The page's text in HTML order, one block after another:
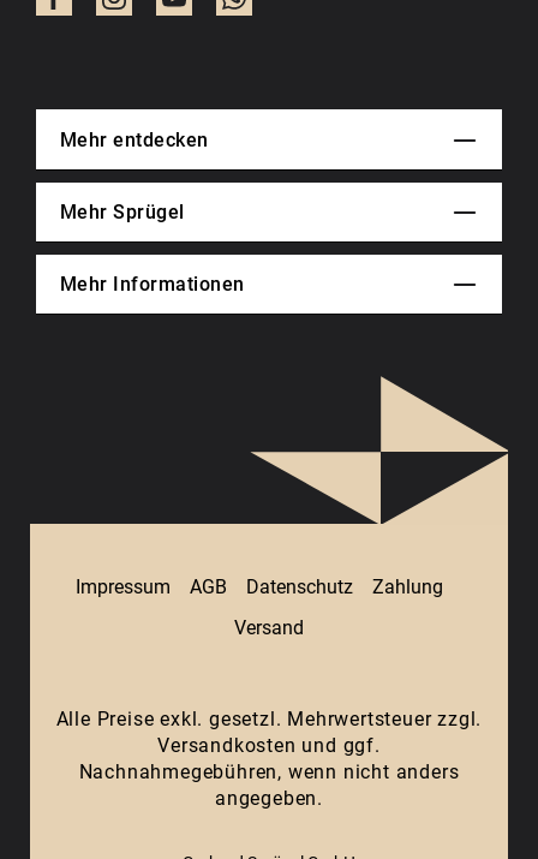
Mehr entdecken
Mehr Sprügel
Mehr Informationen
Impressum AGB Datenschutz
Zahlung
Versand
Alle Preise exkl. gesetzl. Mehrwertsteuer zzgl.
Versandkosten und ggf.
Nachnahmegebühren, wenn nicht anders
angegeben.